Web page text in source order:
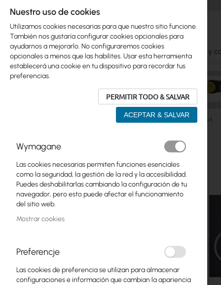
Ubiquiti Mikrotik WiFi Antenas Cables y
Divisores PLC Splitter mini module SM 1x4
Skip
product
list
Ubiquiti
Mikrotik
WiFi
Antenas
Switch
Puntos de Acceso
al
de
la
galería
de
Nuestro uso de cookies
Utilizamos cookies necesarias para que nuestro sitio funcione.
También nos gustaría configurar cookies opcionales para
ayudarnos a mejorarlo. No configuraremos cookies
opcionales a menos que las habilites. Usar esta herramienta
establecerá una cookie en tu dispositivo para recordar tus
preferencias.
PERMITIR TODO & SALVAR
ACEPTAR & SALVAR
Wymagane
Las cookies necesarias permiten funciones esenciales
como la seguridad, la gestión de la red y la accesibilidad.
Puedes deshabilitarlas cambiando la configuración de tu
navegador, pero esto puede afectar el funcionamiento
del sitio web.
Mostrar cookies
Preferencje
Las cookies de preferencia se utilizan para almacenar
configuraciones e información que cambian la apariencia